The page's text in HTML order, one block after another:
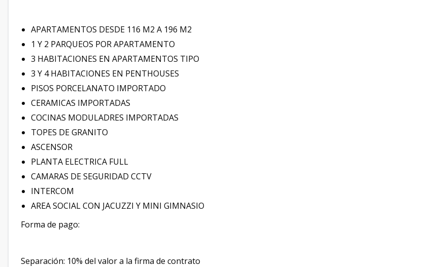
APARTAMENTOS DESDE 116 M2 A 196 M2
1 Y 2 PARQUEOS POR APARTAMENTO
3 HABITACIONES EN APARTAMENTOS TIPO
3 Y 4 HABITACIONES EN PENTHOUSES
PISOS PORCELANATO IMPORTADO
CERAMICAS IMPORTADAS
COCINAS MODULADRES IMPORTADAS
TOPES DE GRANITO
ASCENSOR
PLANTA ELECTRICA FULL
CAMARAS DE SEGURIDAD CCTV
INTERCOM
AREA SOCIAL CON JACUZZI Y MINI GIMNASIO
Forma de pago:
Separación: 10% del valor a la firma de contrato